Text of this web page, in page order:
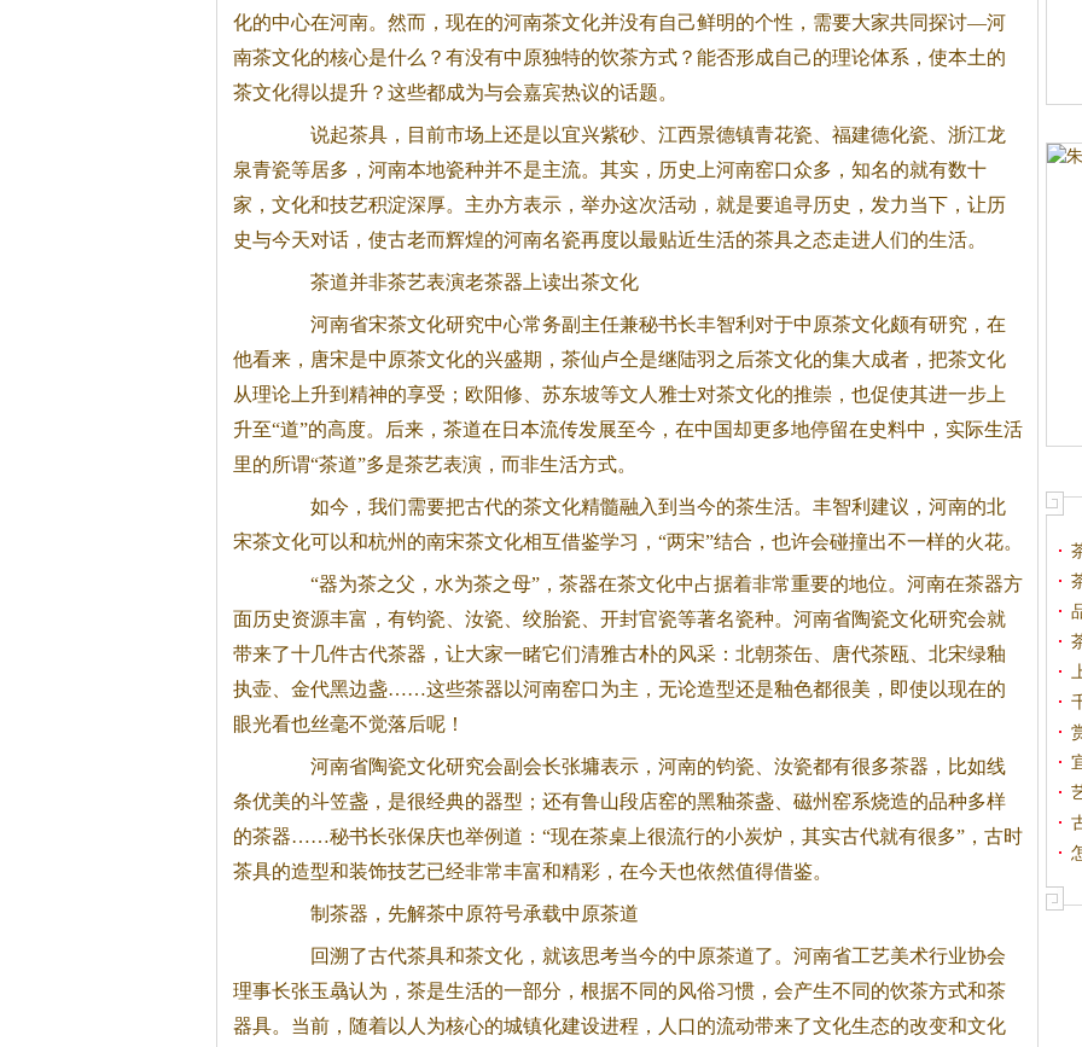
化的中心在河南。然而，现在的河南茶文化并没有自己鲜明的个性，需要大家共同探讨—河
南茶文化的核心是什么？有没有中原独特的饮茶方式？能否形成自己的理论体系，使本土的
茶文化得以提升？这些都成为与会嘉宾热议的话题。
说起茶具，目前市场上还是以宜兴紫砂、江西景德镇青花瓷、福建德化瓷、浙江龙
泉青瓷等居多，河南本地瓷种并不是主流。其实，历史上河南窑口众多，知名的就有数十
家，文化和技艺积淀深厚。主办方表示，举办这次活动，就是要追寻历史，发力当下，让历
史与今天对话，使古老而辉煌的河南名瓷再度以最贴近生活的茶具之态走进人们的生活。
茶道并非茶艺表演老茶器上读出茶文化
河南省宋茶文化研究中心常务副主任兼秘书长丰智利对于中原茶文化颇有研究，在
他看来，唐宋是中原茶文化的兴盛期， 茶仙卢仝是继陆羽之后茶文化的集大成者，把茶文化
从理论上升到精神的享受；欧阳修、苏东坡等文人雅士对茶文化的推崇，也促使其进一步上
升至“道”的高度。后来， 茶道在日本流传发展至今，在中国却更多地停留在史料中，实际生活
里的所谓“茶道”多是茶艺表演，而非生活方式。
如今，我们需要把古代的茶文化精髓融入到当今的茶生活。丰智利建议，河南的北
宋茶文化可以和杭州的南宋茶文化相互借鉴学习，“两宋”结合，也许会碰撞出不一样的火花。
“器为茶之父，水为茶之母”，茶器在茶文化中占据着非常重要的地位。河南在茶器方
面历史资源丰富，有钧瓷、汝瓷、绞胎瓷、开封官瓷等著名瓷种。河南省陶瓷文化研究会就
带来了十几件古代茶器，让大家一睹它们清雅古朴的风采：北朝茶缶、唐代茶瓯、北宋绿釉
执壶、金代黑边盏……这些茶器以河南窑口为主，无论造型还是釉色都很美，即使以现在的
眼光看也丝毫不觉落后呢！
河南省陶瓷文化研究会副会长张墉表示，河南的钧瓷、汝瓷都有很多茶器，比如线
条优美的斗笠盏，是很经典的器型；还有鲁山段店窑的黑釉茶盏、磁州窑系烧造的品种多样
的茶器……秘书长张保庆也举例道：“现在茶桌上很流行的小炭炉，其实古代就有很多”，古时
茶具的造型和装饰技艺已经非常丰富和精彩，在今天也依然值得借鉴。
制茶器，先解茶中原符号承载中原茶道
回溯了古代茶具和茶文化，就该思考当今的中原茶道了。河南省工艺美术行业协会
理事长张玉骉认为， 茶是生活的一部分，根据不同的风俗习惯，会产生不同的饮茶方式和茶
器具。当前，随着以人为核心的城镇化建设进程，人口的流动带来了文化生态的改变和文化